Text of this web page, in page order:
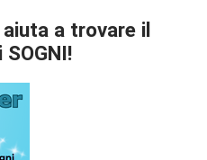
a trovare il